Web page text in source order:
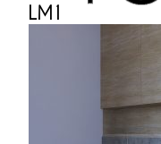
LM1